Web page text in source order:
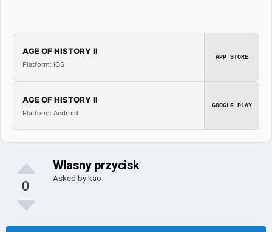
AGE OF HISTORY II
Platform: iOS
APP STORE
AGE OF HISTORY II
Platform: Android
GOOGLE PLAY
0
Wlasny przycisk
Asked by kao